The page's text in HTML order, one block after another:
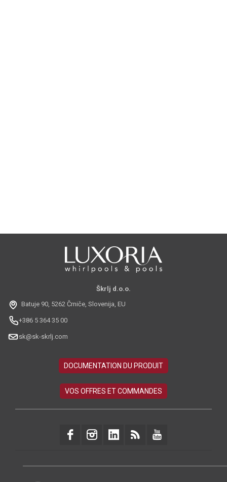
Škrlj d.o.o.
Batuje 90, 5262 Črniče, Slovenija, EU
+386 5 364 35 00
sk@sk-skrlj.com